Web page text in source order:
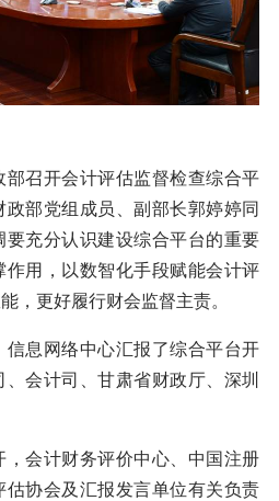
召开会计评估监督检查综合平
部党组成员、副部长郭婷婷同
充分认识建设综合平台的重要
用，以数智化手段赋能会计评
，更好履行财会监督主责。
息网络中心汇报了综合平台开
会计司、甘肃省财政厅、深圳
会计财务评价中心、中国注册
协会及汇报发言单位有关负责